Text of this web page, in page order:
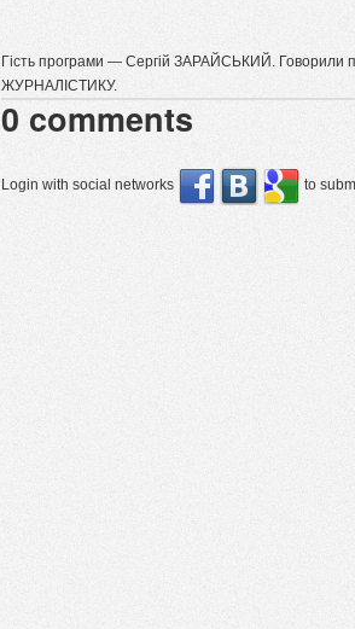
Гість програми — Сергій ЗАРАЙСЬКИЙ. Говорили
ЖУРНАЛІСТИКУ.
0 comments
Login with social networks to